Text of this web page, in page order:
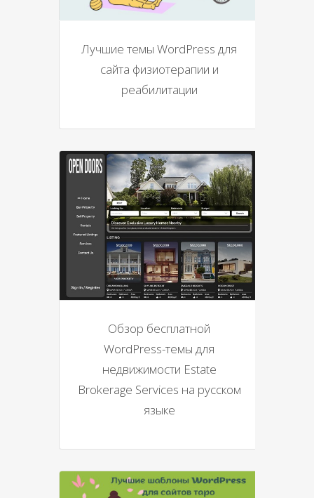
Лучшие темы WordPress для
сайта физиотерапии и
реабилитации
Обзор бесплатной
WordPress-темы для
недвижимости Estate
Brokerage Services на русском
языке